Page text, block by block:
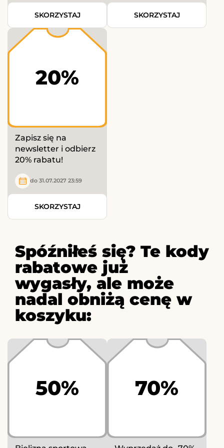
SKORZYSTAJ SKORZYSTAJ
20%
Zapisz się na
newsletter i odbierz
20% rabatu!
do 31.07.2027 23:59
SKORZYSTAJ
Spóźniłeś się? Te kody
rabatowe już
wygasły, ale może
nadal obniżą cenę w
koszyku:
50% 70%